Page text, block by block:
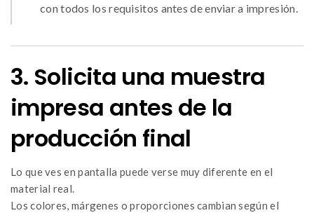
con todos los requisitos antes de enviar a impresión.
3. Solicita una muestra
impresa antes de la
producción final
Lo que ves en pantalla puede verse muy diferente en el
material real.
Los colores, márgenes o proporciones cambian según el